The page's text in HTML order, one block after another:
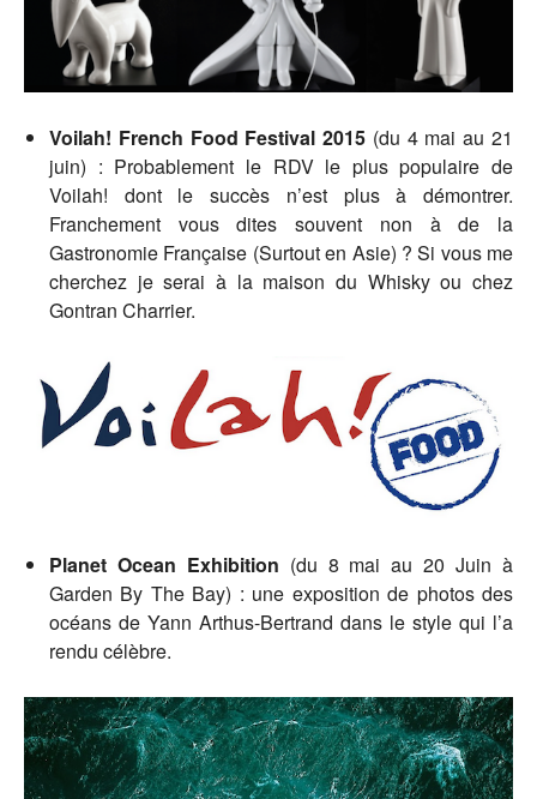
Voilah! French Food Festival 2015 (du 4 mai au 21
juin) : Probablement le RDV le plus populaire de
Voilah! dont le succès n’est plus à démontrer.
Franchement vous dites souvent non à de la
Gastronomie Française (Surtout en Asie) ? Si vous me
cherchez je serai à la maison du Whisky ou chez
Gontran Charrier.
Planet Ocean Exhibition (du 8 mai au 20 Juin à
Garden By The Bay) : une exposition de photos des
océans de Yann Arthus-Bertrand dans le style qui l’a
rendu célèbre.